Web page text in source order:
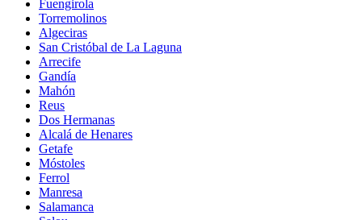
Fuengirola
Torremolinos
Algeciras
San Cristóbal de La Laguna
Arrecife
Gandía
Mahón
Reus
Dos Hermanas
Alcalá de Henares
Getafe
Móstoles
Ferrol
Manresa
Salamanca